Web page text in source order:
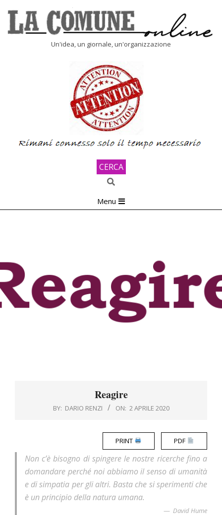
content
Un'idea, un giornale, un'organizzazione
CERCA
Search
Navigation
Menu
Reagire
BY: DARIO RENZI ON: 2 APRILE 2020
PRINT PDF
Non c’è bisogno di spingere le nostre ricerche fino a
domandare perché noi abbiamo il senso di umanità
e di simpatia per gli altri. Basta che si sperimenti che
è un principio della natura umana.
David Hume